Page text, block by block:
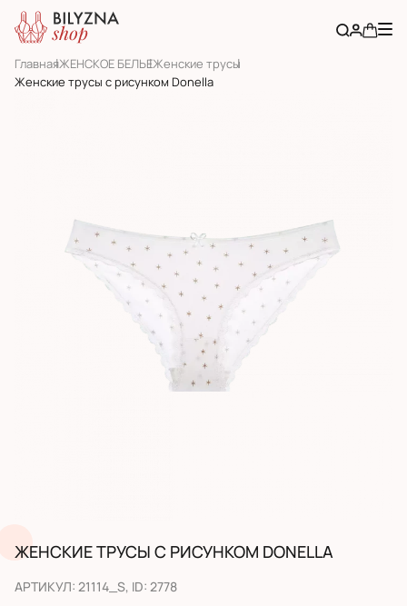
ГлавнаяЖЕНСКОЕ БЕЛЬЕЖенскиe трусы
Женские трусы с рисунком Donella
ЖЕНСКИЕ ТРУСЫ С РИСУНКОМ DONELLA
АРТИКУЛ: 21114_S, ID: 2778